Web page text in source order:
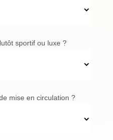
sportif ou luxe ?
mise en circulation ?